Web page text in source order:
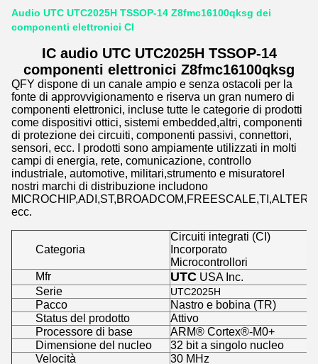
Audio UTC UTC2025H TSSOP-14 Z8fmc16100qksg dei
componenti elettronici CI
IC audio UTC UTC2025H TSSOP-14
componenti elettronici Z8fmc16100qksg
QFY dispone di un canale ampio e senza ostacoli per la
fonte di approvvigionamento e riserva un gran numero di
componenti elettronici, incluse tutte le categorie di prodotti
come dispositivi ottici, sistemi embedded,altri, componenti
di protezione dei circuiti, componenti passivi, connettori,
sensori, ecc. I prodotti sono ampiamente utilizzati in molti
campi di energia, rete, comunicazione, controllo
industriale, automotive, militari,strumento e misuratoreI
nostri marchi di distribuzione includono
ecc.
Categoria
Circuiti integrati (CI)
Incorporato
Microcontrollori
Mfr
UTC USA Inc.
Serie
UTC2025H
Pacco
Nastro e bobina (TR)
Status del prodotto
Attivo
Processore di base
ARM® Cortex®-M0+
Dimensione del nucleo
32 bit a singolo nucleo
Velocità
30 MHz